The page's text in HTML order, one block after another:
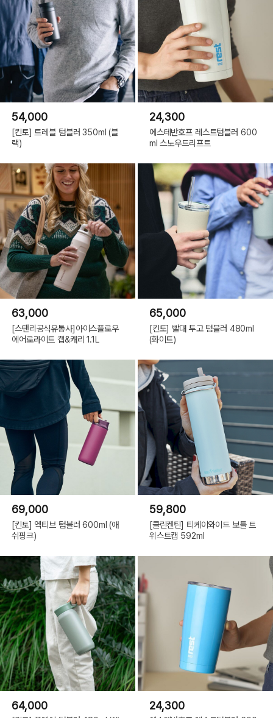
54,000
[킨토] 트레블 텀블러 350ml (블
랙)
24,300
에스테반호프 레스트텀블러 600
ml 스노우드리프트
63,000
[스탠리공식유통사]아이스플로우
에어로라이트 캡&캐리 1.1L
65,000
[킨토] 빨대 투고 텀블러 480ml
(화이트)
69,000
[킨토] 엑티브 텀블러 600ml (애
쉬핑크)
59,800
[클린켄틴] 티케이와이드 보틀 트
위스트캡 592ml
64,000 24,300